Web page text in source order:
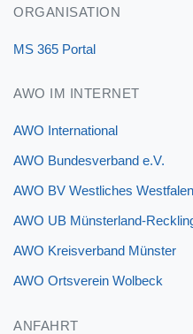
ORGANISATION
MS 365 Portal
AWO IM INTERNET
AWO International
AWO Bundesverband e.V.
AWO BV Westliches
AWO UB Münsterland-
AWO Kreisverband Münster
AWO Ortsverein Wolbeck
ANFAHRT